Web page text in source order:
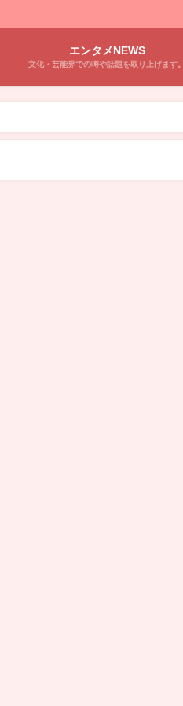
エンタメNEWS
文化・芸能界での噂や話題を取り上げます。